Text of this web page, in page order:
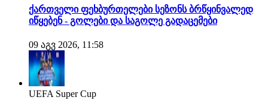
ქართველი ფეხბურთელები სეზონს ბრწყინვალედ
იწყებენ - გოლები და საგოლე გადაცემები
09 აგვ 2026, 11:58
UEFA Super Cup